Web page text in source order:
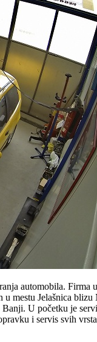
automobila. Firma
mestu Jelašnica blizu
U početku je
i servis svih